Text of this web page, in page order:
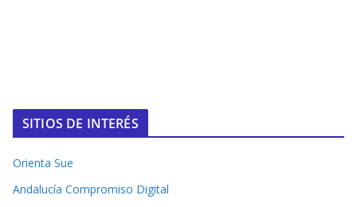
SITIOS DE INTERÉS
Orienta Sue
Andalucía Compromiso Digital